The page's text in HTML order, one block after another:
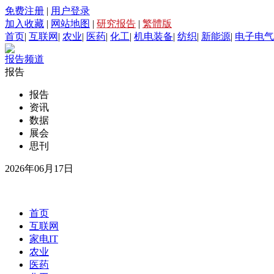
免费注册 | 用户登录
加入收藏 | 网站地图 | 研究报告 | 繁體版
首页| 互联网 | 农业| 医药| 化工| 机电装备| 纺织| 新能源| 电子电气
报告频道
报告
报告
资讯
数据
展会
思刊
2026年06月17日
首页
互联网
家电IT
农业
医药